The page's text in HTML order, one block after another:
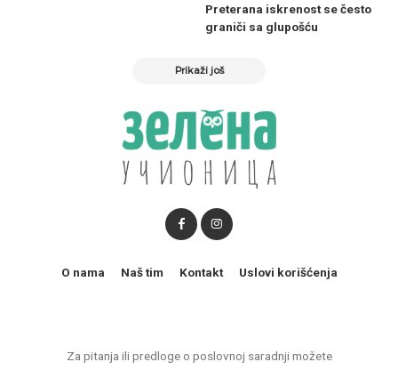
Preterana iskrenost se često
graniči sa glupošću
Prikaži još
Za pitanja ili predloge o poslovnoj saradnji možete
O nama Naš tim Kontakt Uslovi korišćenja